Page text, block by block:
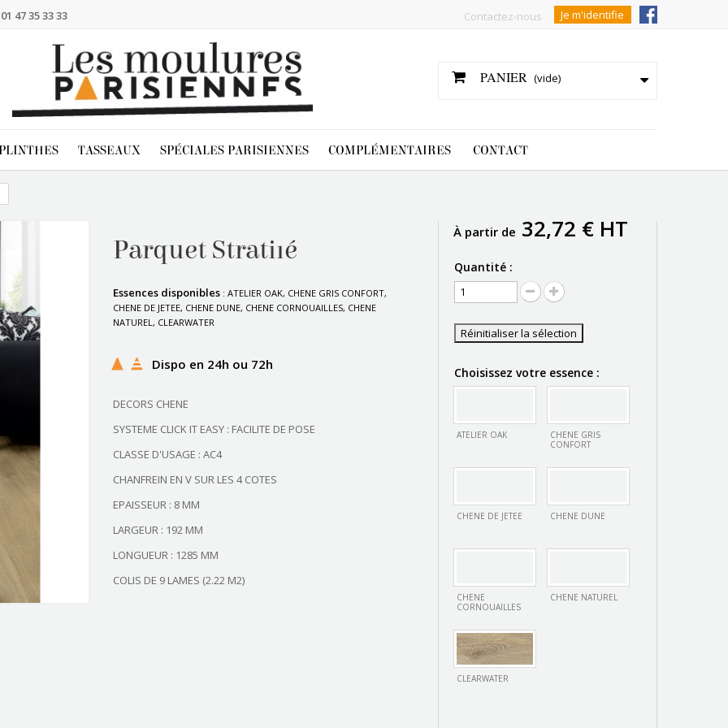
Je m'identifie
Contactez-nous
01 47 35 33 33
PANIER (vide)
TASSEAUX SPÉCIALES PARISIENNES COMPLÉMENTAIRES CONTACT
Parquet Stratifié
Essences disponibles : ATELIER OAK, CHENE GRIS CONFORT,
CHENE DE JETEE, CHENE DUNE, CHENE CORNOUAILLES, CHENE
NATUREL, CLEARWATER
Dispo en 24h ou 72h
DECORS CHENE
SYSTEME CLICK IT EASY : FACILITE DE POSE
CLASSE D'USAGE : AC4
CHANFREIN EN V SUR LES 4 COTES
EPAISSEUR : 8 MM
LARGEUR : 192 MM
LONGUEUR : 1285 MM
COLIS DE 9 LAMES (2.22 M2)
À partir de 32,72 € HT
Quantité :
Réinitialiser la sélection
Choisissez votre essence :
ATELIER OAK
CHENE GRIS
CONFORT
CHENE DE JETEE CHENE DUNE
CHENE
CORNOUAILLES
CHENE NATUREL
CLEARWATER